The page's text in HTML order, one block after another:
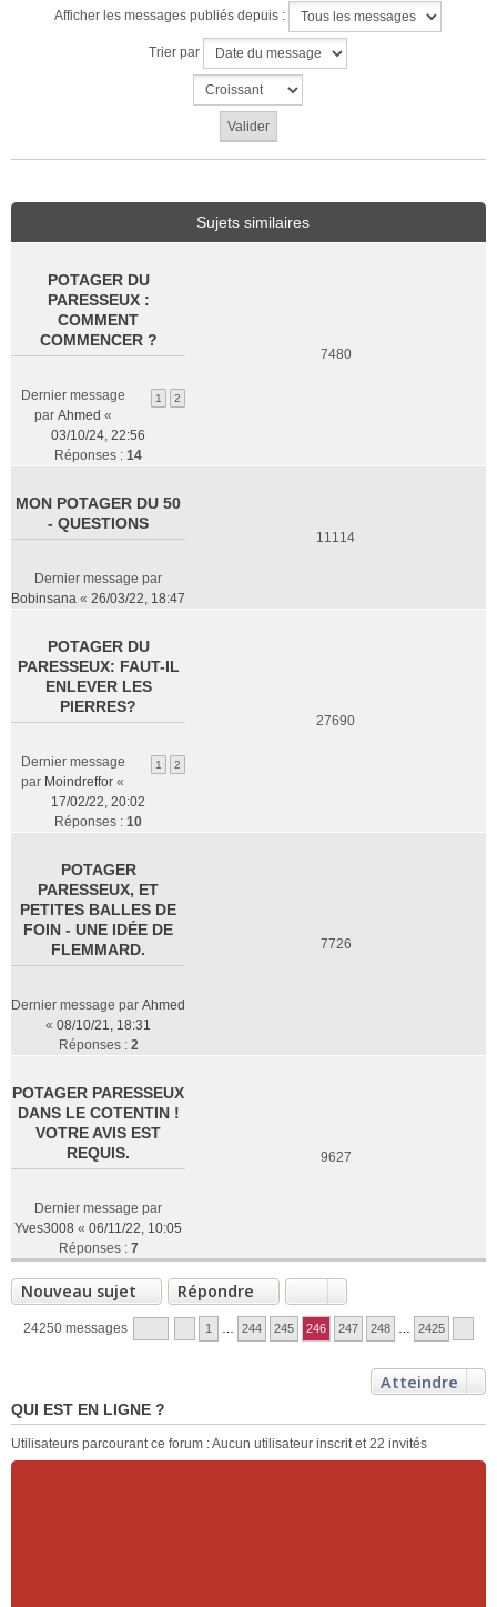
Afficher les messages publiés depuis :
Trier par
Sujets similaires
POTAGER DU
PARESSEUX :
COMMENT
COMMENCER ?
1 2
Dernier message
par Ahmed «
03/10/24, 22:56
Réponses : 14
7480
MON POTAGER DU 50
- QUESTIONS
Dernier message par
Bobinsana « 26/03/22, 18:47
11114
POTAGER DU
PARESSEUX: FAUT-IL
ENLEVER LES
PIERRES?
1 2
Dernier message
par Moindreffor «
17/02/22, 20:02
Réponses : 10
27690
POTAGER
PARESSEUX, ET
PETITES BALLES DE
FOIN - UNE IDÉE DE
FLEMMARD.
Dernier message par Ahmed
« 08/10/21, 18:31
Réponses : 2
7726
POTAGER PARESSEUX
DANS LE COTENTIN !
VOTRE AVIS EST
REQUIS.
Dernier message par
Yves3008 « 06/11/22, 10:05
Réponses : 7
9627
Nouveau sujet Répondre
24250 messages 1 244 245 246 247 248 2425
Atteindre
QUI EST EN LIGNE ?
Utilisateurs parcourant ce forum : Aucun utilisateur inscrit et 22 invités